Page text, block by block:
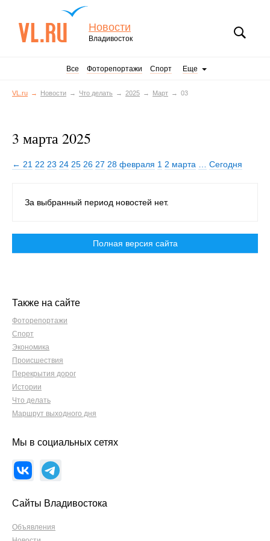
Новости
Владивосток
Все Фоторепортажи Спорт Еще
VL.ru Новости Что делать 2025 Март 03
3 марта 2025
← 21 22 23 24 25 26 27 28 февраля 1 2 марта Сегодня
За выбранный период новостей нет.
Полная версия сайта
Также на сайте
Фоторепортажи
Спорт
Экономика
Происшествия
Перекрытия дорог
Истории
Что делать
Маршрут выходного дня
Мы в социальных сетях
Сайты Владивостока
Объявления